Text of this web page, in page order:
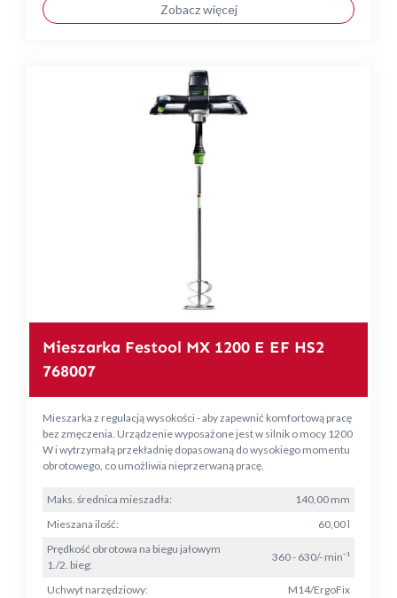
Zobacz więcej
Mieszarka Festool MX 1200 E EF HS2
768007
Mieszarka z regulacją wysokości - aby zapewnić komfortową pracę
bez zmęczenia. Urządzenie wyposażone jest w silnik o mocy 1200
W i wytrzymałą przekładnię dopasowaną do wysokiego momentu
obrotowego, co umożliwia nieprzerwaną pracę.
Maks. średnica mieszadła:
140,00 mm
Mieszana ilość:
60,00 l
Prędkość obrotowa na biegu jałowym
1./2. bieg:
360 - 630/- min⁻¹
Uchwyt narzędziowy: M14/ErgoFix